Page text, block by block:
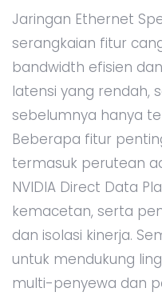
Jaringan Ethernet
serangkaian fitur
bandwidth efisien
latensi yang rendah,
sebelumnya hanya
Beberapa fitur
termasuk perutean
NVIDIA Direct Data
kemacetan, serta
dan isolasi kinerja.
untuk mendukung
multi-penyewa dan